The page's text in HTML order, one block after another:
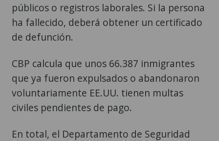
públicos o registros laborales. Si la persona
ha fallecido, deberá obtener un certificado
de defunción.
CBP calcula que unos 66.387 inmigrantes
que ya fueron expulsados o abandonaron
voluntariamente EE.UU. tienen multas
civiles pendientes de pago.
En total, el Departamento de Seguridad